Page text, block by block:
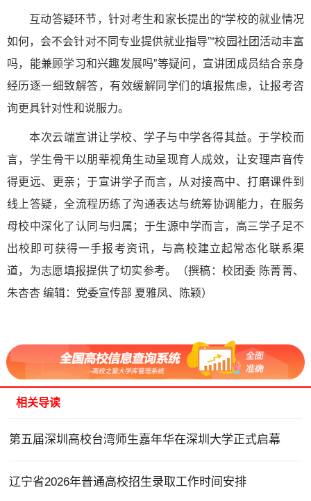
互动答疑环节，针对考生和家长提出的“学校的就业情况
如何，会不会针对不同专业提供就业指导”“校园社团活动丰富
吗，能兼顾学习和兴趣发展吗”等疑问，宣讲团成员结合亲身
经历逐一细致解答，有效缓解同学们的填报焦虑，让报考咨
询更具针对性和说服力。
本次云端宣讲让学校、学子与中学各得其益。于学校而
言，学生骨干以朋辈视角生动呈现育人成效，让安理声音传
得更远、更亲；于宣讲学子而言，从对接高中、打磨课件到
线上答疑，全流程历练了沟通表达与统筹协调能力，在服务
母校中深化了认同与归属；于生源中学而言，高三学子足不
出校即可获得一手报考资讯，与高校建立起常态化联系渠
道，为志愿填报提供了切实参考。（撰稿：校团委 陈菁菁、
朱杏杏 编辑：党委宣传部 夏雅凤、陈颖）
相关导读
第五届深圳高校台湾师生嘉年华在深圳大学正式启幕
辽宁省2026年普通高校招生录取工作时间安排